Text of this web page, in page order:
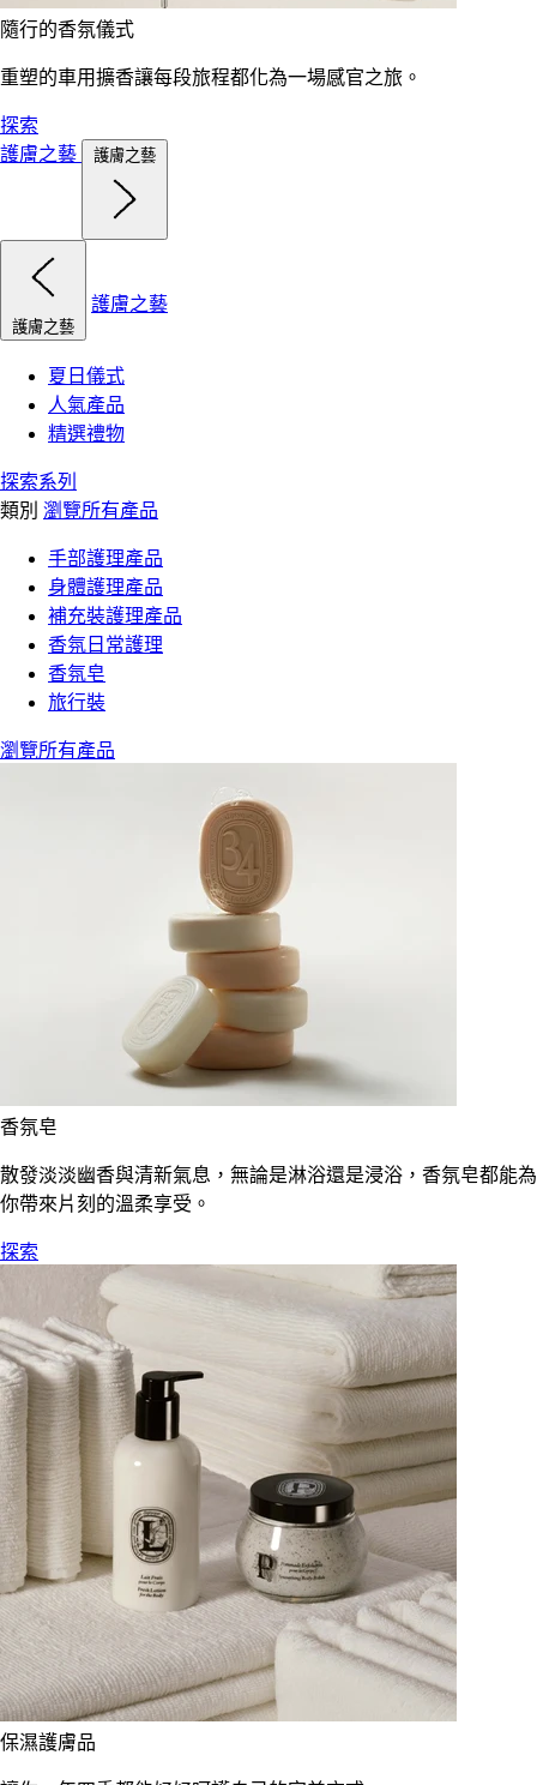
隨行的香氛儀式
重塑的車用擴香讓每段旅程都化為一場感官之旅。
探索
護膚之藝
護膚之藝
護膚之藝
護膚之藝
夏日儀式
人氣產品
精選禮物
探索系列
類別 瀏覽所有產品
手部護理產品
身體護理產品
補充裝護理產品
香氛日常護理
香氛皂
旅行裝
瀏覽所有產品
香氛皂
散發淡淡幽香與清新氣息，無論是淋浴還是浸浴，香氛皂都能為
你帶來片刻的溫柔享受。
探索
保濕護膚品